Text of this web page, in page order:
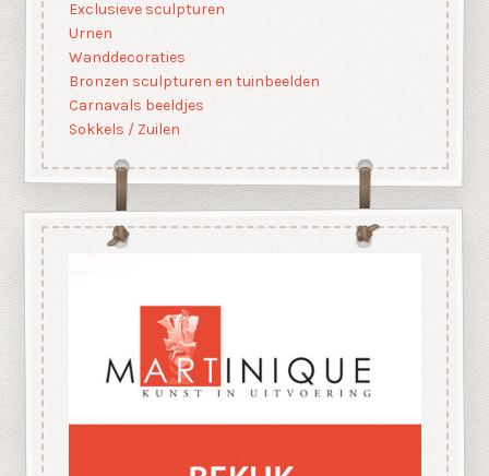
Exclusieve sculpturen
Urnen
Wanddecoraties
Bronzen sculpturen en tuinbeelden
Carnavals beeldjes
Sokkels / Zuilen